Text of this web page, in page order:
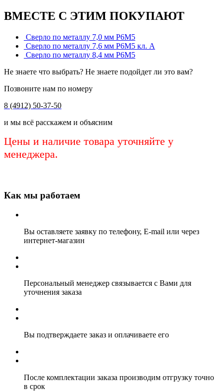
ВМЕСТЕ С ЭТИМ ПОКУПАЮТ
Сверло по металлу 7,0 мм Р6М5
Сверло по металлу 7,6 мм Р6М5 кл. А
Сверло по металлу 8,4 мм Р6М5
Не знаете что выбрать? Не знаете подойдет ли это вам?
Позвоните нам по номеру
8 (4912) 50-37-50
и мы всё расскажем и объясним
Цены и наличие товара уточняйте у
менеджера.
Как мы работаем
Вы оставляете заявку по телефону, E-mail или через
интернет-магазин
Персональный менеджер связывается с Вами для
уточнения заказа
Вы подтверждаете заказ и оплачиваете его
После комплектации заказа производим отгрузку точно
в срок